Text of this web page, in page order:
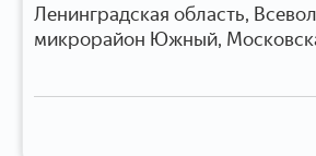
Ленинградская область,
микрорайон Южный,